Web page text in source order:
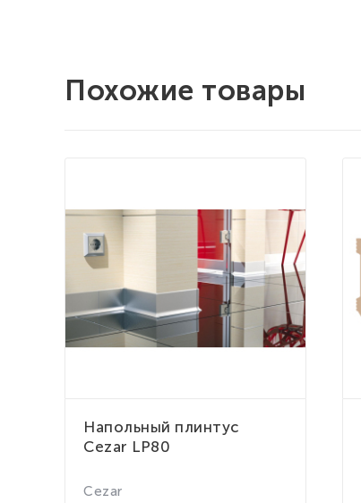
Похожие товары
Напольный плинтус
Cezar LP80
Cezar